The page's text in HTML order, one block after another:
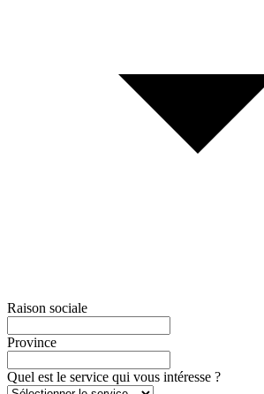
Raison sociale
Province
Quel est le service qui vous intéresse ?